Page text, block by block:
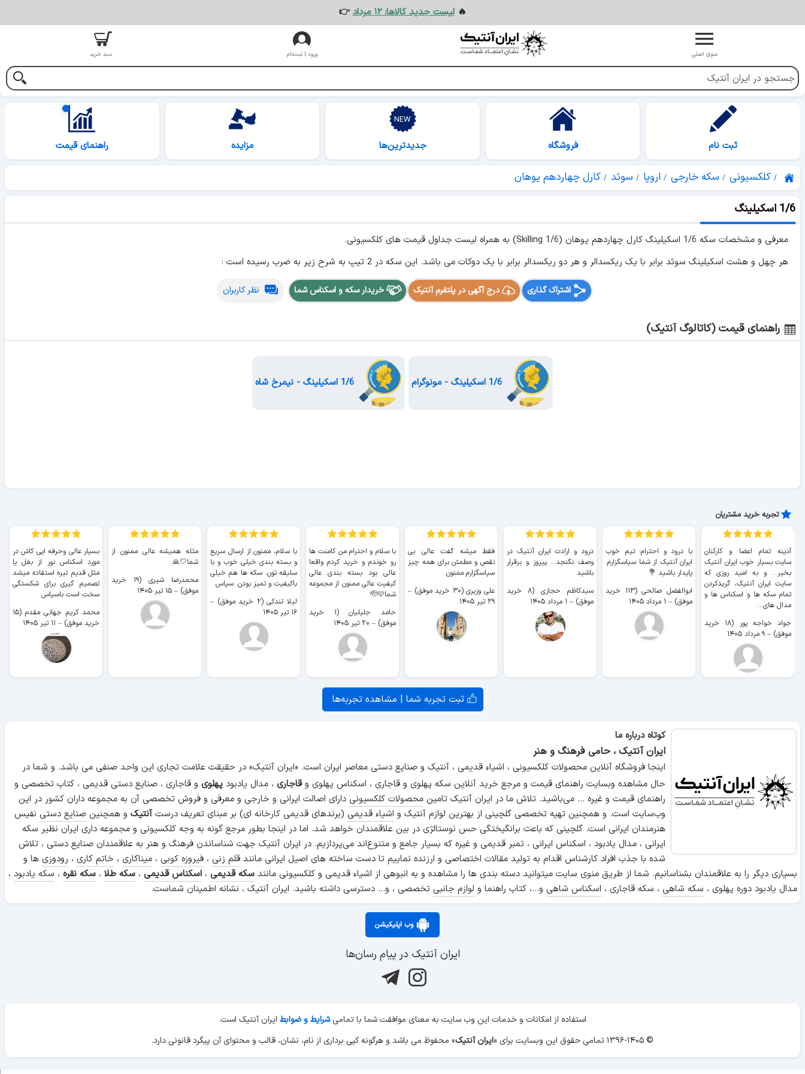
🔥لیست جدید کالاها: ۱۲ مرداد 👉
منوی اصلی ورود | ثبت‌نام سبد خرید
ثبت نام فروشگاه جدیدترین‌ها مزایده راهنمای قیمت
کلکسیونی سکه خارجی اروپا سوئد کارل چهاردهم یوهان
1/6 اسکیلینگ
معرفی و مشخصات سکه 1/6 اسکیلینگ کارل چهاردهم یوهان (1/6 Skilling) به همراه لیست جداول قیمت های کلکسیونی.
هر چهل و هشت اسکیلینگ سوئد برابر با یک ریکسدالر و هر دو ریکسدالر برابر با یک دوکات می باشد. این سکه در 2 تیپ به شرح زیر به ضرب رسیده است :
اشتراک گذاری درج آگهی در پلتفرم آنتیک خریدار سکه و اسکناس شما نظر کاربران
راهنمای قیمت (کاتالوگ آنتیک)
1/6 اسکیلینگ - مونوگرام 1/6 اسکیلینگ - نیمرخ شاه
تجربه خرید مشتریان
آدینه تمام اعضا و کارکنان
سایت بسیار خوب ايران آنتیک
بخیر... و به امید روزی که
سایت ايران آنتیک، گریدکردن
تمام سکه ها و اسکناس ها و
مدال های...
جواد خواجه پور (۱۸ خرید
موفق) – ۹ مرداد ۱۴۰۵
با درود و احترام؛ تیم خوب
ایران آنتیک از شما سپاسگزارم.
پایدار باشید 💐
ابوالفضل صالحی (۱۱۳ خرید
موفق) – ۱ مرداد ۱۴۰۵
درود و ارادت ایران آنتیک در
وصف نگنجد... پیروز و برقرار
باشید
سیدکاظم حجازی (۸ خرید
موفق) – ۱ مرداد ۱۴۰۵
فقط میشه گفت عالی بی
نقص و مطمئن برای همه چیز
سپاسگزارم ممنون
علی وزیری (۳۰ خرید موفق)
–
۲۹ تیر ۱۴۰۵
با سلام و احترام من کامنت ها
رو خوندم و خرید کردم واقعا
عالی بود بسته بندی عالی
کیفیت عالی ممنون از مجموعه
شما🫡🩷
حامد جلیلیان (۱ خرید
موفق) – ۲۰ تیر ۱۴۰۵
با سلام، ممنون از ارسال سریع
و بسته بندی خیلی خوب و با
سلیقه تون. سکه ها هم خیلی
باکیفیت و تمیز بودن. سپاس
لیلا تندکی (۲ خرید موفق)
–
۱۶ تیر ۱۴۰۵
مثله همیشه عالی ممنون از
شما🤍🙏
محمدرضا شیری (۱۹ خرید
موفق) – ۱۵ تیر ۱۴۰۵
بسیار عالی وحرفه ایی کاش در
مورد اسکناس نور از بغل یا
مثل قدیم تیره استفاده میشد
تصمیم گیری برای شکستگی
سخت است باسپاس
محمد کریم جهانی مقدم (۱۵
خرید موفق) – ۱۱ تیر ۱۴۰۵
ثبت تجربه شما | مشاهده تجربه‌ها
کوتاه درباره ما
ایران آنتیک ، حامی فرهنگ و هنر
اینجا فروشگاه آنلاین محصولات کلکسیونی ، اشیاء قدیمی ، آنتیک و صنایع دستی معاصر ایران است. «ایران آنتیک» در حقیقت علامت تجاری این واحد صنفی می باشد. و شما در
حال مشاهده وبسایت راهنمای قیمت و مرجع خرید آنلاین سکه پهلوی و قاجاری ، اسکناس پهلوی وقاجاری ، مدال یادبود پهلوی و قاجاری ، صنایع دستی قدیمی ، کتاب تخصصی و
راهنمای قیمت و غیره ... می‌باشید. تلاش ما در ایران آنتیک تامین محصولات کلکسیونی دارای اصالت ایرانی و خارجی و معرفی و فروش تخصصی آن به مجموعه داران کشور در این
وب‌سایت است. و همچنین تهیه تخصصی گلچینی از بهترین لوازم آنتیک و اشیاء قدیمی (برندهای قدیمی کارخانه ای) بر مبنای تعریف درست آنتیک و همچنین صنایع دستی نفیس
هنرمندان ایرانی است. گلچینی که باعث برانگیختگی حس نوستالژی در بین علاقمندان خواهد شد. اما در اینجا بطور مرجع گونه به وجه کلکسیونی و مجموعه داری ایران نظیر سکه
ایرانی ، مدال یادبود ، اسکناس ایرانی ، تمبر قدیمی و غیره که بسیار جامع و متنوع‌اند می‌پردازیم. در ایران آنتیک جهت شناساندن فرهنگ و هنر به علاقمندان صنایع دستی ، تلاش
شده با جذب افراد کارشناس اقدام به تولید مقالات اختصاصی و ارزنده نماییم تا دست ساخته های اصیل ایرانی مانند قلم زنی ، فیروزه کوبی ، میناکاری ، خاتم کاری ، رودوزی ها و
بسیاری دیگر را به علاقمندان بشناسانیم. شما از طریق منوی سایت میتوانید دسته بندی ها را مشاهده و به انبوهی از اشیاء قدیمی و کلکسیونی مانند سکه قدیمی ، اسکناس قدیمی ، سکه طلا ، سکه نقره ، سکه یادبود ،
مدال یادبود دوره پهلوی ، سکه شاهی ، سکه قاجاری ، اسکناس شاهی و...، کتاب راهنما و لوازم جانبی تخصصی ، و... دسترسی داشته باشید. ایران آنتیک ، نشانه اطمینان شماست.
وب اپلیکیشن
ایران آنتیک در پیام رسان‌ها
استفاده از امکانات و خدمات این وب سایت به معنای موافقت شما با تمامیشرایط و ضوابط ایران آنتیک است.
© ۱۳۹۶-۱۴۰۵ تمامی حقوق این وبسایت برای «
ایران آنتیک» محفوظ می باشد و هرگونه کپی برداری از نام، نشان، قالب و محتوای آن پیگرد قانونی دارد.